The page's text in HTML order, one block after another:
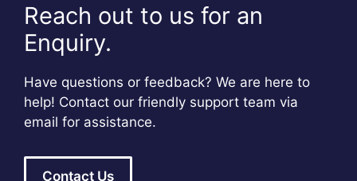
Reach out to us for an
Enquiry.
Have questions or feedback? We are here to
help! Contact our friendly support team via
email for assistance.
Contact Us